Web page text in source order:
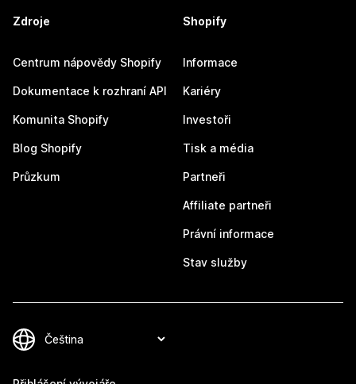
Zdroje
Centrum nápovědy Shopify
Dokumentace k rozhraní API
Komunita Shopify
Blog Shopify
Průzkum
Shopify
Informace
Kariéry
Investoři
Tisk a média
Partneři
Affiliate partneři
Právní informace
Stav služby